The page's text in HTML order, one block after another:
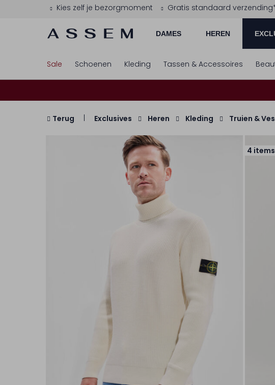
Kies zelf je bezorgmoment Gratis standaard
DAMES HEREN
Sale Schoenen Kleding Tassen & Accessoires
Terug Exclusives Heren Kleding Truien &
4 items